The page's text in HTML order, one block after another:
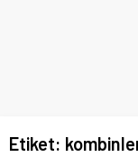
Etiket: